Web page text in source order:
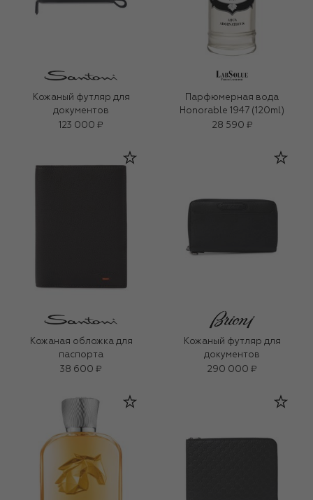
Кожаный футляр для
документов
123 000 ₽
Парфюмерная вода
Honorable 1947 (120ml)
28 590 ₽
Кожаная обложка для
паспорта
38 600 ₽
Кожаный футляр для
документов
290 000 ₽